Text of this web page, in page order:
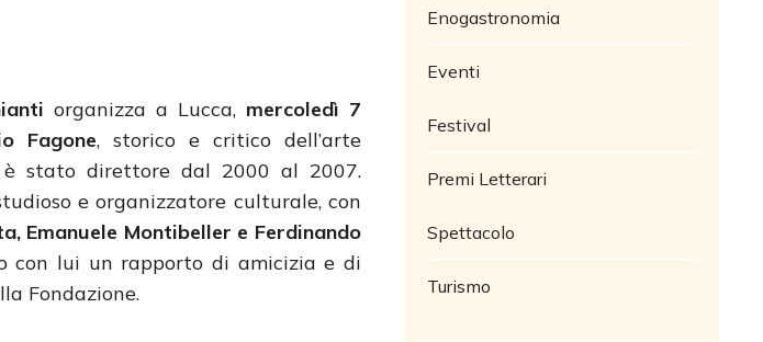
organizza a Lucca, mercoledì 7
Fagone, storico e critico dell’arte
è stato direttore dal 2000 al 2007.
e organizzatore culturale, con
Emanuele Montibeller e Ferdinando
con lui un rapporto di amicizia e di
Fondazione.
Enogastronomia
Eventi
Festival
Premi Letterari
Spettacolo
Turismo